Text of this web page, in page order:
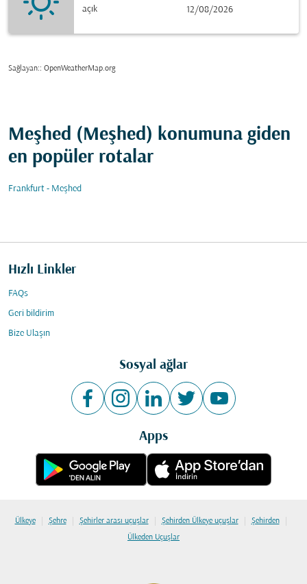
açık
12/08/2026
Sağlayan:: OpenWeatherMap.org
Meşhed (Meşhed) konumuna giden
en popüler rotalar
Frankfurt - Meşhed
Hızlı Linkler
FAQs
Geri bildirim
Bize Ulaşın
Sosyal ağlar
Apps
Ülkeye | Şehre | Şehirler arası uçuşlar | Şehirden Ülkeye uçuşlar | Şehirden |
Ülkeden Uçuşlar